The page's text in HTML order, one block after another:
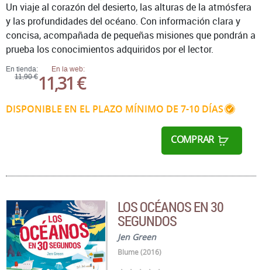
En tienda:
11,90 €
En la web:
11,31 €
DISPONIBLE EN EL PLAZO MÍNIMO DE 7-10 DÍAS
COMPRAR
Un viaje al corazón del desierto, las alturas de la atmósfera
y las profundidades del océano. Con información clara y
concisa, acompañada de pequeñas misiones que pondrán a
prueba los conocimientos adquiridos por el lector.
LOS OCÉANOS EN 30
SEGUNDOS
Jen Green
Blume (2016)